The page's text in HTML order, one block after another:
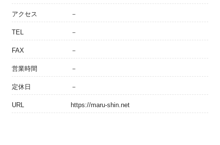
アクセス －
TEL －
FAX －
営業時間 －
定休日 －
URL https://maru-shin.net